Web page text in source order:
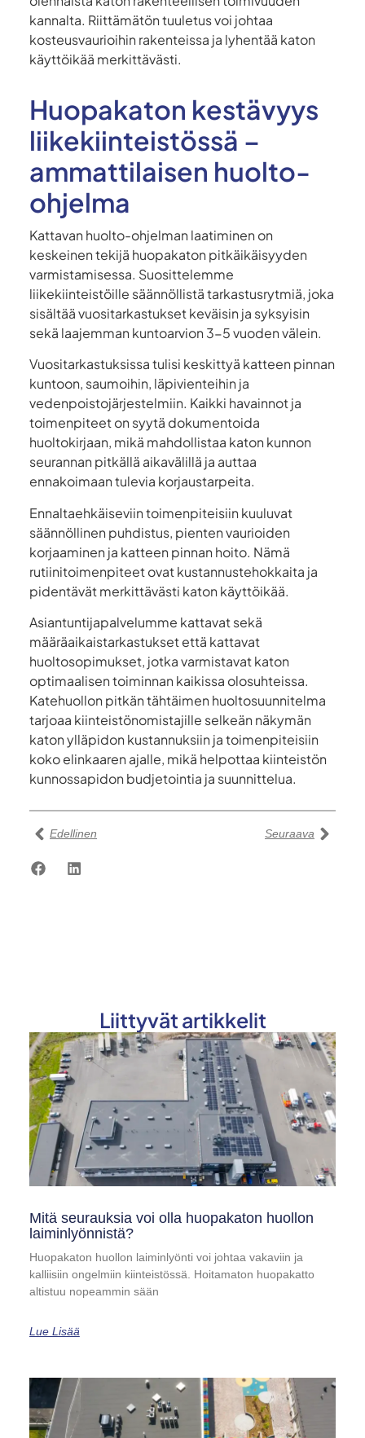
kannalta. Riittämätön tuuletus voi johtaa
kosteusvaurioihin rakenteissa ja lyhentää katon
käyttöikää merkittävästi.
Huopakaton kestävyys
liikekiinteistössä –
ammattilaisen huolto-
ohjelma
Kattavan huolto-ohjelman laatiminen on
keskeinen tekijä huopakaton pitkäikäisyyden
varmistamisessa. Suosittelemme
liikekiinteistöille säännöllistä tarkastusrytmiä, joka
sisältää vuositarkastukset keväisin ja syksyisin
sekä laajemman kuntoarvion 3-5 vuoden välein.
Vuositarkastuksissa tulisi keskittyä katteen pinnan
kuntoon, saumoihin, läpivienteihin ja
vedenpoistojärjestelmiin. Kaikki havainnot ja
toimenpiteet on syytä dokumentoida
huoltokirjaan, mikä mahdollistaa katon kunnon
seurannan pitkällä aikavälillä ja auttaa
ennakoimaan tulevia korjaustarpeita.
Ennaltaehkäiseviin toimenpiteisiin kuuluvat
säännöllinen puhdistus, pienten vaurioiden
korjaaminen ja katteen pinnan hoito. Nämä
rutiinitoimenpiteet ovat kustannustehokkaita ja
pidentävät merkittävästi katon käyttöikää.
Asiantuntijapalvelumme kattavat sekä
määräaikaistarkastukset että kattavat
huoltosopimukset, jotka varmistavat katon
optimaalisen toiminnan kaikissa olosuhteissa.
Katehuollon pitkän tähtäimen huoltosuunnitelma
tarjoaa kiinteistönomistajille selkeän näkymän
katon ylläpidon kustannuksiin ja toimenpiteisiin
koko elinkaaren ajalle, mikä helpottaa kiinteistön
kunnossapidon budjetointia ja suunnittelua.
Edellinen Seuraava
Liittyvät artikkelit
Mitä seurauksia voi olla huopakaton huollon
laiminlyönnistä?
Huopakaton huollon laiminlyönti voi johtaa vakaviin ja
kalliisiin ongelmiin kiinteistössä. Hoitamaton huopakatto
altistuu nopeammin sään
Lue Lisää